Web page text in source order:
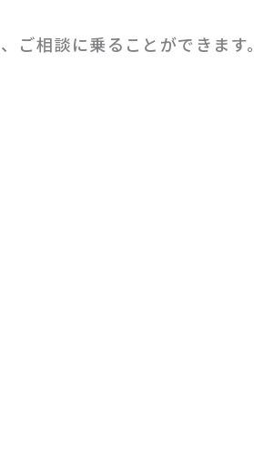
相談に乗ることができます。